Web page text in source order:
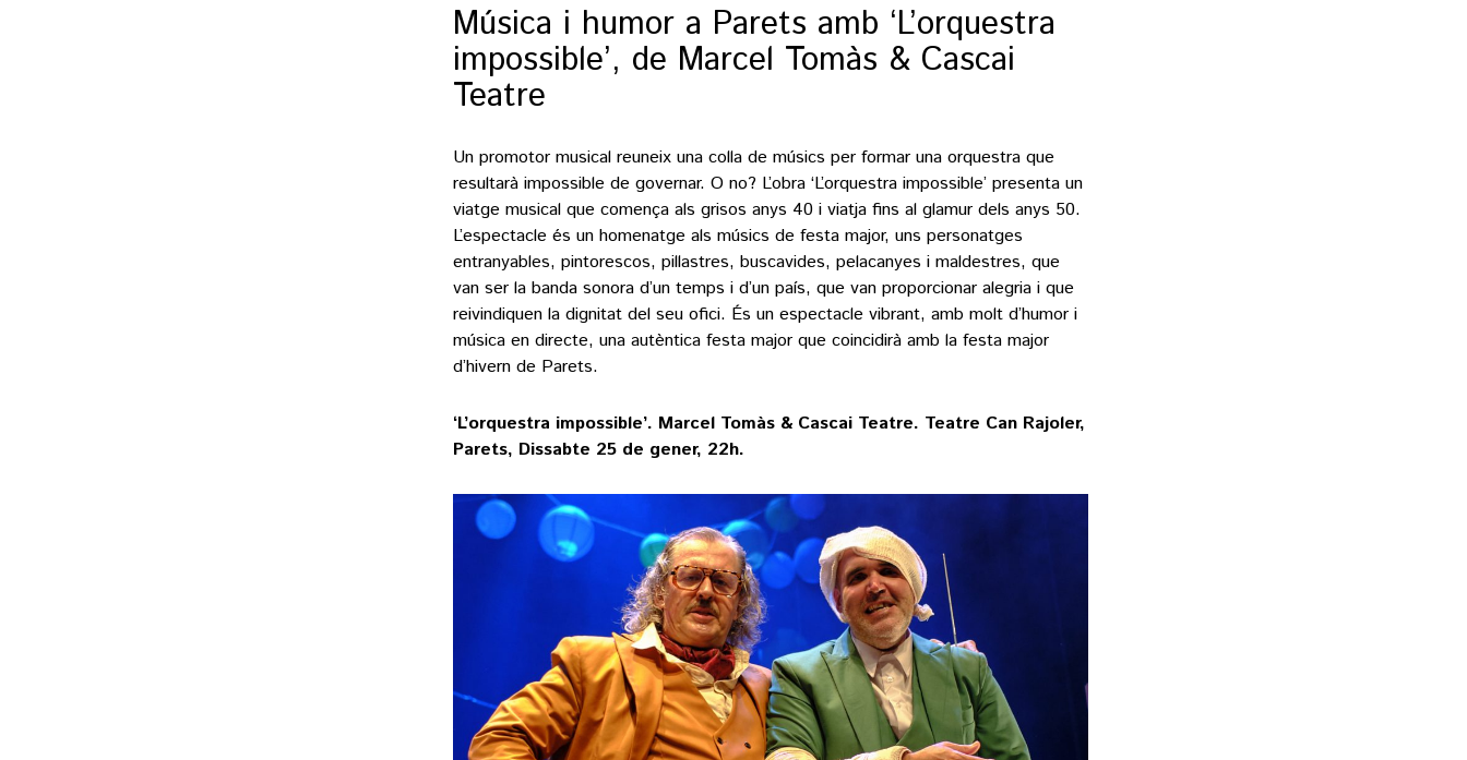
Música i humor a Parets amb ‘L’orquestra
impossible’, de Marcel Tomàs & Cascai
Teatre
Un promotor musical reuneix una colla de músics per formar una orquestra que
resultarà impossible de governar. O no? L’obra ‘L’orquestra impossible’ presenta un
viatge musical que comença als grisos anys 40 i viatja fi­ns al glamur dels anys 50.
L’espectacle és un homenatge als músics de festa major, uns personatges
entranyables, pintorescos, pillastres, buscavides, pelacanyes i maldestres, que
van ser la banda sonora d’un temps i d’un país, que van proporcionar alegria i que
reivindiquen la dignitat del seu ofi­ci. És un espectacle vibrant, amb molt d’humor i
música en directe, una autèntica festa major que coincidirà amb la festa major
d’hivern de Parets.
‘L’orquestra impossible’. Marcel Tomàs & Cascai Teatre. Teatre Can Rajoler,
Parets, Dissabte 25 de gener, 22h.